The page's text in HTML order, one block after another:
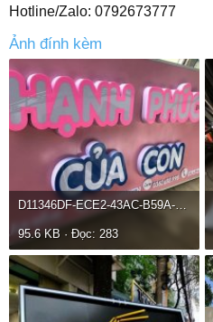
Hotline/Zalo: 0792673777
Ảnh đính kèm
D11346DF-ECE2-43AC-B59A-12495FA8505A.jpeg
95.6 KB · Đọc: 283